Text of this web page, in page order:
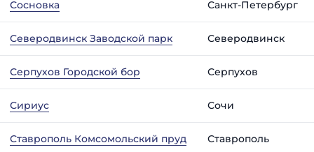
Сосновка Санкт-Петербург
Северодвинск Заводской парк Северодвинск
Серпухов Городской бор Серпухов
Сириус Сочи
Ставрополь Комсомольский пруд Ставрополь